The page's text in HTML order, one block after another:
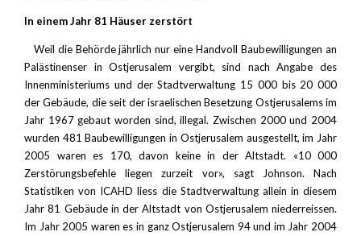
In einem Jahr 81 Häuser zerstört
Weil die Behörde jährlich nur eine Handvoll Baubewilligungen an
Palästinenser in Ostjerusalem vergibt, sind nach Angabe des
Innenministeriums und der Stadtverwaltung 15 000 bis 20 000
der Gebäude, die seit der israelischen Besetzung Ostjerusalems im
Jahr 1967 gebaut worden sind, illegal. Zwischen 2000 und 2004
wurden 481 Baubewilligungen in Ostjerusalem ausgestellt, im Jahr
2005 waren es 170, davon keine in der Altstadt. «10 000
Zerstörungsbefehle liegen zurzeit vor», sagt Johnson. Nach
Statistiken von ICAHD liess die Stadtverwaltung allein in diesem
Jahr 81 Gebäude in der Altstadt von Ostjerusalem niederreissen.
Im Jahr 2005 waren es in ganz Ostjerusalem 94 und im Jahr 2004